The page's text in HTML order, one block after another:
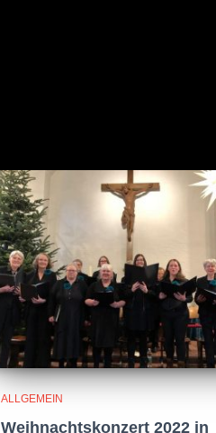
ALLGEMEIN
Weihnachtskonzert 2022 in